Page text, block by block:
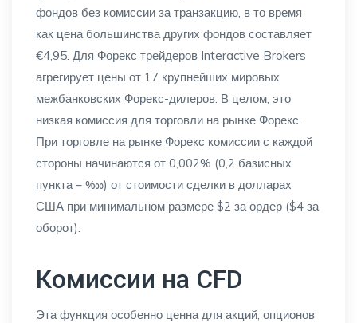
фондов без комиссии за транзакцию, в то время
как цена большинства других фондов составляет
€4,95. Для Форекс трейдеров Interactive Brokers
агрегирует цены от 17 крупнейших мировых
межбанковских Форекс-дилеров. В целом, это
низкая комиссия для торговли на рынке Форекс.
При торговле на рынке Форекс комиссии с каждой
стороны начинаются от 0,002% (0,2 базисных
пункта – ‱) от стоимости сделки в долларах
США при минимальном размере $2 за ордер ($4 за
оборот).
Комиссии на CFD
Эта функция особенно ценна для акций, опционов